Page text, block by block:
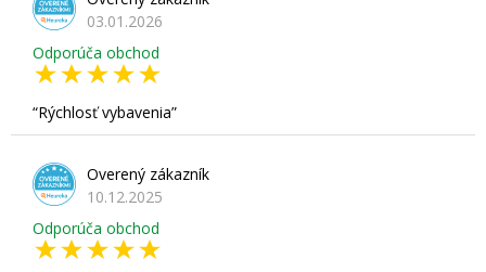
03.01.2026
Odporúča obchod
Rýchlosť vybavenia
Overený zákazník
10.12.2025
Odporúča obchod